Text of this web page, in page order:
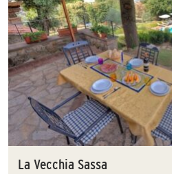
La Vecchia Sassa